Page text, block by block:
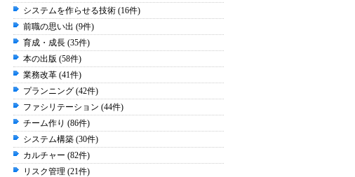
システムを作らせる技術 (16件)
前職の思い出 (9件)
育成・成長 (35件)
本の出版 (58件)
業務改革 (41件)
プランニング (42件)
ファシリテーション (44件)
チーム作り (86件)
システム構築 (30件)
カルチャー (82件)
リスク管理 (21件)